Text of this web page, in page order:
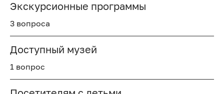
Экскурсионные программы
3 вопроса
Доступный музей
1 вопрос